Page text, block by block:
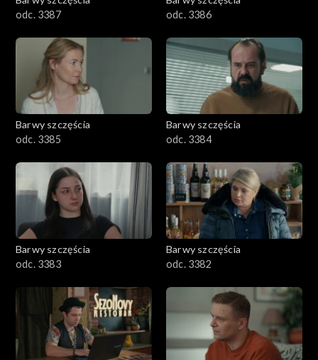
2301–2400
2201–2300
2101–2200
2001–2100
1801–1900
1701–1800
1601–1700
1501–1600
1401–1500
odc. 3387
odc. 3386
Barwy szczęścia
odc. 3385
Barwy szczęścia
odc. 3384
Barwy szczęścia
odc. 3383
Barwy szczęścia
odc. 3382